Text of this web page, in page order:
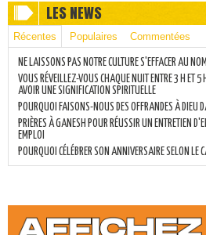
LES NEWS
Récentes Populaires Commentées
NE LAISSONS PAS NOTRE CULTURE S'EFFACER AU
VOUS RÉVEILLEZ-VOUS CHAQUE NUIT ENTRE 3 H ET 5
AVOIR UNE SIGNIFICATION SPIRITUELLE
POURQUOI FAISONS-NOUS DES OFFRANDES À DIEU
PRIÈRES À GANESH POUR RÉUSSIR UN ENTRETIEN
EMPLOI
POURQUOI CÉLÉBRER SON ANNIVERSAIRE SELON LE